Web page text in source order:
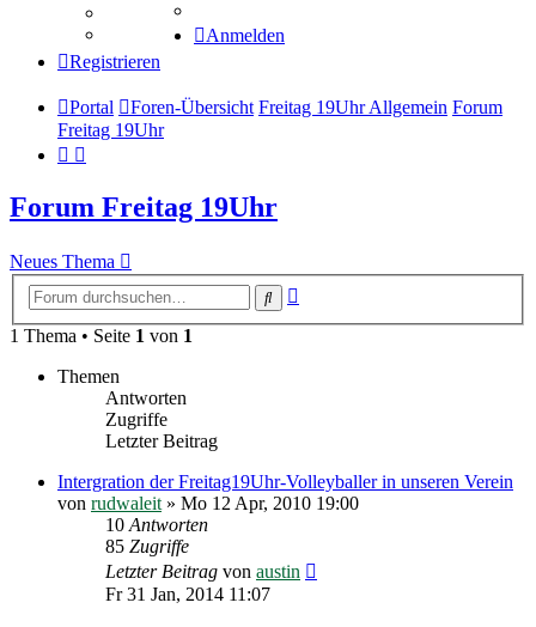
Tipprunde
Comunio
Anmelden
Registrieren
Portal Foren-Übersicht Freitag 19Uhr Allgemein Forum
Freitag 19Uhr
Forum Freitag 19Uhr
Neues Thema
Suche
1 Thema • Seite 1 von 1
Themen
Antworten
Zugriffe
Letzter Beitrag
Intergration der Freitag19Uhr-Volleyballer in unseren Verein
von rudwaleit» Mo 12 Apr, 2010 19:00
10Antworten
85 Zugriffe
Letzter Beitrag von austin
Fr 31 Jan, 2014 11:07